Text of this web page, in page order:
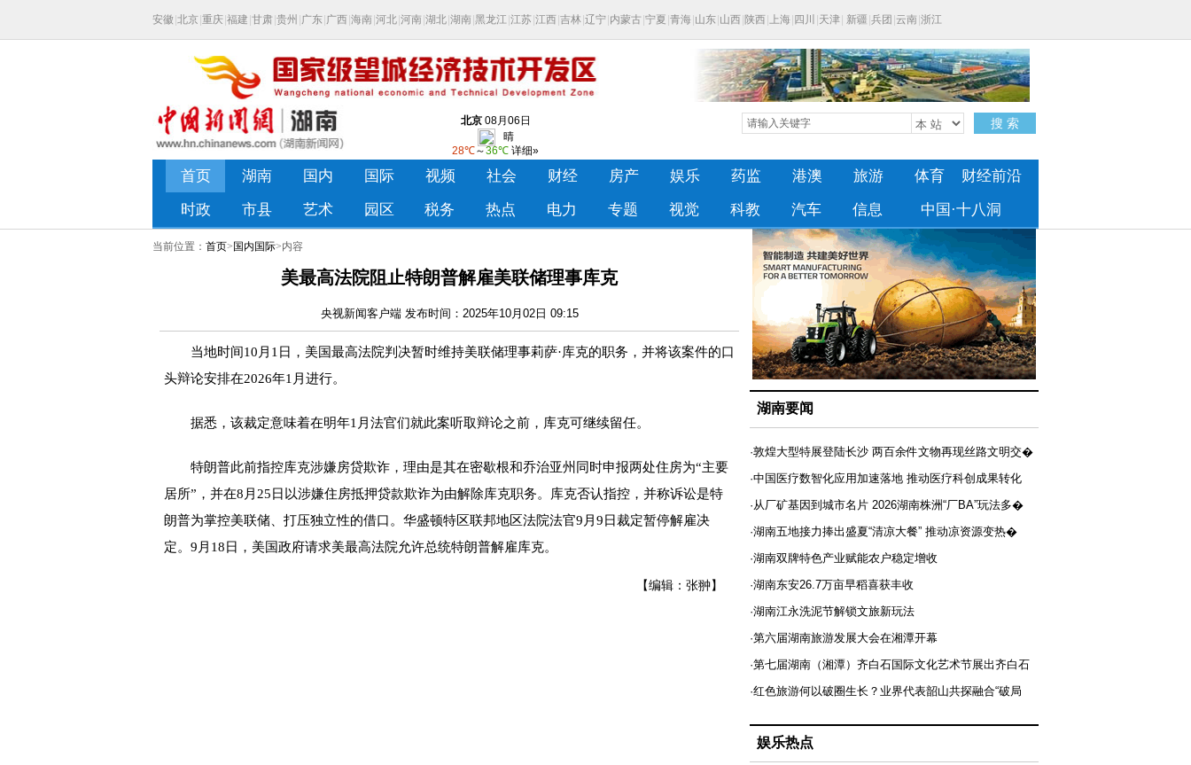
当前位置： 首页> 国内国际>内容
美最高法院阻止特朗普解雇美联储理事库克
央视新闻客户端 发布时间：2025年10月02日 09:15
当地时间10月1日，美国最高法院判决暂时维持美联储理事莉萨·库克的职务，并将该案件的口
头辩论安排在2026年1月进行。
据悉，该裁定意味着在明年1月法官们就此案听取辩论之前，库克可继续留任。
特朗普此前指控库克涉嫌房贷欺诈，理由是其在密歇根和乔治亚州同时申报两处住房为“主要
居所”，并在8月25日以涉嫌住房抵押贷款欺诈为由解除库克职务。库克否认指控，并称诉讼是特
朗普为掌控美联储、打压独立性的借口。华盛顿特区联邦地区法院法官9月9日裁定暂停解雇决
定。9月18日，美国政府请求美最高法院允许总统特朗普解雇库克。
【编辑：张翀】
湖南要闻
·敦煌大型特展登陆长沙 两百余件文物再现丝路文明交�
·中国医疗数智化应用加速落地 推动医疗科创成果转化
·从厂矿基因到城市名片 2026湖南株洲“厂BA”玩法多�
·湖南五地接力捧出盛夏“清凉大餐” 推动凉资源变热�
·湖南双牌特色产业赋能农户稳定增收
·湖南东安26.7万亩早稻喜获丰收
·湖南江永洗泥节解锁文旅新玩法
·第六届湖南旅游发展大会在湘潭开幕
·第七届湖南（湘潭）齐白石国际文化艺术节展出齐白石
·红色旅游何以破圈生长？业界代表韶山共探融合“破局
娱乐热点